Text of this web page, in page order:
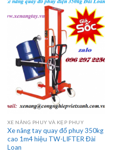
XE NÂNG PHUY VÀ KẸP PHUY
Xe nâng tay quay đổ phuy 350kg
cao 1m4 hiệu TW-LIFTER Đài
Loan